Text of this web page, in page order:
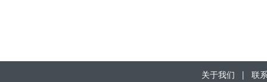
关于我们 | 联